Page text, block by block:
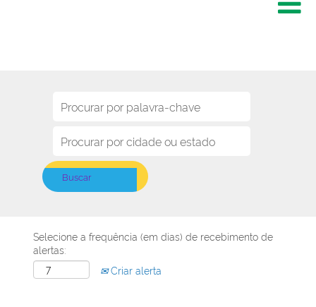
Selecione a frequência (em dias) de recebimento de
alertas:
Criar alerta